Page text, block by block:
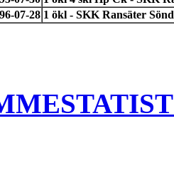
07-28 1 ökl - SKK Ransäter